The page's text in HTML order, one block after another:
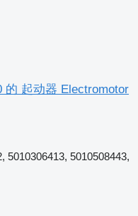
的 起动器 Electromotor
5010306413, 5010508443,